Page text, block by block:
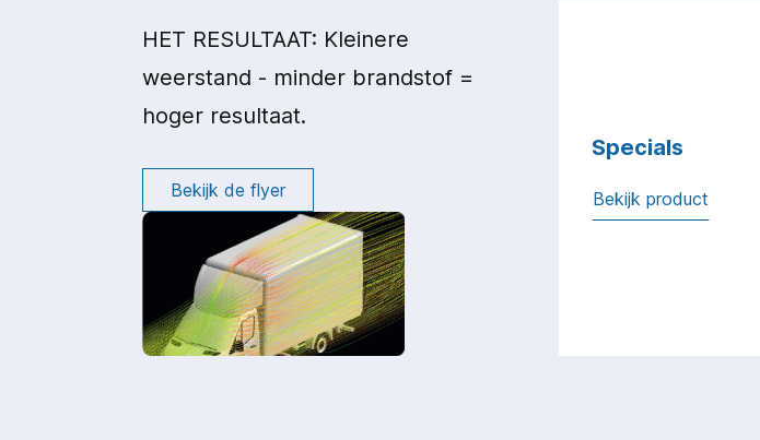
HET RESULTAAT: Kleinere
weerstand - minder brandstof =
hoger resultaat.
Bekijk de flyer
Specials
Bekijk product